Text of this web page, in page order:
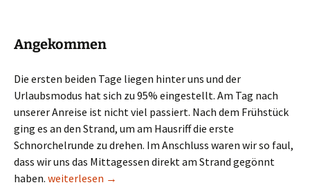
Angekommen
Die ersten beiden Tage liegen hinter uns und der
Urlaubsmodus hat sich zu 95% eingestellt. Am Tag nach
unserer Anreise ist nicht viel passiert. Nach dem Frühstück
ging es an den Strand, um am Hausriff die erste
Schnorchelrunde zu drehen. Im Anschluss waren wir so faul,
dass wir uns das Mittagessen direkt am Strand gegönnt
haben. Cool Down in Abu Dabab
weiterlesen →